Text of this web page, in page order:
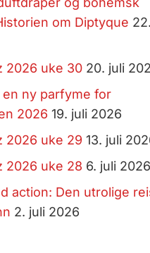
om Diptyque
2026 uke 30 20. juli
en ny parfyme for
2026 19. juli 2026
2026 uke 29 13. juli
2026 uke 28 6. juli 2026
action: Den utrolige
2. juli 2026